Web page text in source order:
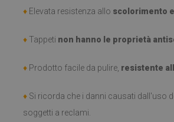
♦ Elevata resistenza allo scolorimento e
♦ Tappeti non hanno le proprietà
♦ Prodotto facile da pulire, resistente
♦ Si ricorda che i danni causati dall'uso
soggetti a reclami.